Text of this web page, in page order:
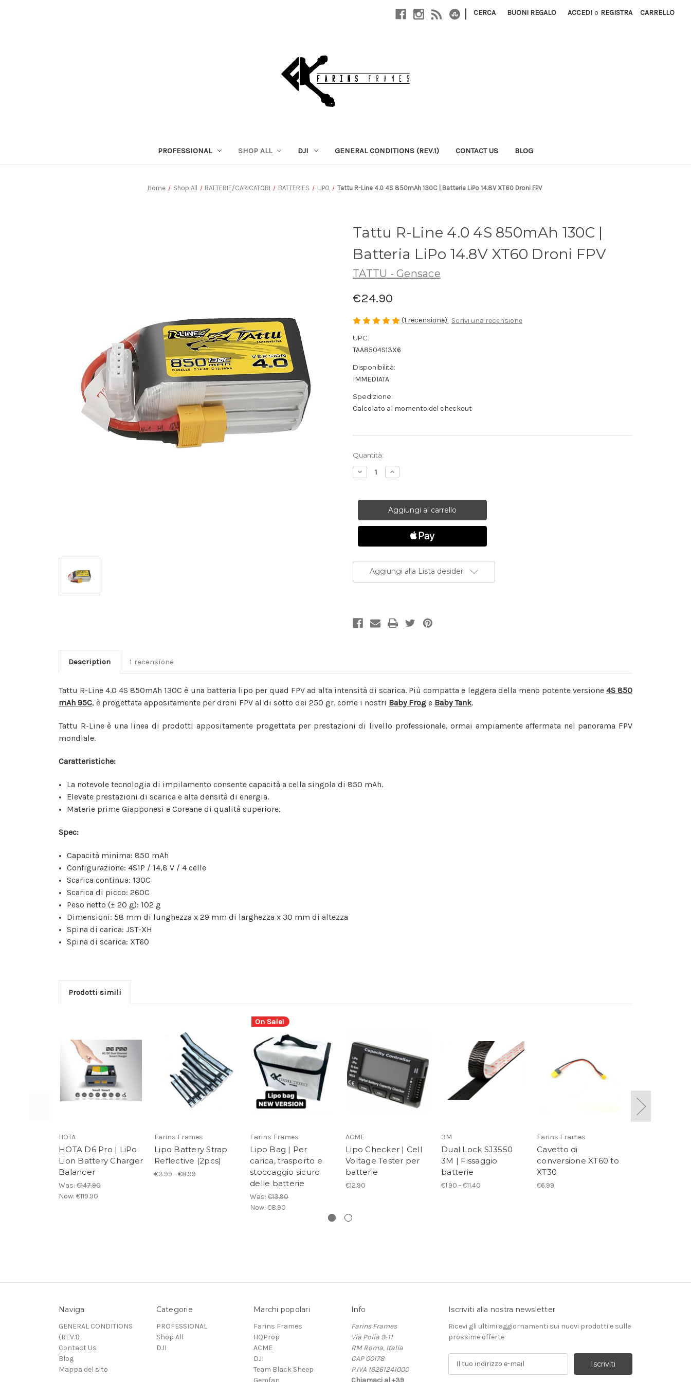
| CERCA BUONI REGALO ACCEDI o REGISTRA CARRELLO
PROFESSIONAL SHOP ALL DJI GENERAL CONDITIONS (REV.1) CONTACT US BLOG
Home Shop All BATTERIE/CARICATORI BATTERIES LIPO Tattu R-Line 4.0 4S 850mAh 130C | Batteria LiPo 14.8V XT60 Droni FPV
Tattu R-Line 4.0 4S 850mAh 130C |
Batteria LiPo 14.8V XT60 Droni FPV
TATTU - Gensace
€24.90
(1 recensione) Scrivi una recensione
UPC:
TAA8504S13X6
Disponibilità:
IMMEDIATA
Spedizione:
Calcolato al momento del checkout
Disponibilità
attuale:
Quantità:
Diminuisci
la
Tattu
4.0
4S
130C
14.8V
Aumenta
la
Tattu
R-
Line
4.0
4S
850mAh
14.8V
Aggiungi alla Lista desideri
Description 1 recensione
Tattu R-Line 4.0 4S 850mAh 130C è una batteria lipo per quad FPV ad alta intensità di scarica. Più compatta e leggera della meno potente versione 4S 850
mAh 95C, è progettata appositamente per droni FPV al di sotto dei 250 gr. come i nostri Baby Frog e Baby Tank.
Tattu R-Line è una linea di prodotti appositamente progettata per prestazioni di livello professionale, ormai ampiamente affermata nel panorama FPV
mondiale.
Caratteristiche:
La notevole tecnologia di impilamento consente capacità a cella singola di 850 mAh.
Elevate prestazioni di scarica e alta densità di energia.
Materie prime Giapponesi e Coreane di qualità superiore.
Spec:
Capacità minima: 850 mAh
Configurazione: 4S1P / 14,8 V / 4 celle
Scarica continua: 130C
Scarica di picco: 260C
Peso netto (± 20 g): 102 g
Dimensioni: 58 mm di lunghezza x 29 mm di larghezza x 30 mm di altezza
Spina di carica: JST-XH
Spina di scarica: XT60
Prodotti simili
HOTA
HOTA D6 Pro | LiPo
Lion Battery Charger
Balancer
Was: €147.90
Now: €119.90
Farins Frames
Lipo Battery Strap
Reflective (2pcs)
€3.99 - €8.99
On Sale!
Farins Frames
Lipo Bag | Per
carica, trasporto e
stoccaggio sicuro
delle batterie
Was: €13.90
Now: €8.90
ACME
Lipo Checker | Cell
Voltage Tester per
batterie
€12.90
3M
Dual Lock SJ3550
3M | Fissaggio
batterie
€1.90 - €11.40
Farins Frames
Cavetto di
conversione XT60 to
XT30
€6.99
Naviga
GENERAL CONDITIONS
(REV.1)
Contact Us
Blog
Mappa del sito
Categorie
PROFESSIONAL
Shop All
DJI
Marchi popolari
Farins Frames
HQProp
ACME
DJI
Team Black Sheep
Gemfan
Info
Farins Frames
Via Polia 9-11
RM Roma, Italia
CAP 00178
P.IVA 16261241000
Chiamaci al +39
Iscriviti alla nostra newsletter
Ricevi gli ultimi aggiornamenti sui nuovi prodotti e sulle
prossime offerte